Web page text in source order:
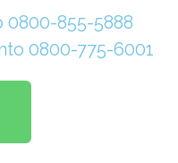
0800-855-5888
0800-775-6001